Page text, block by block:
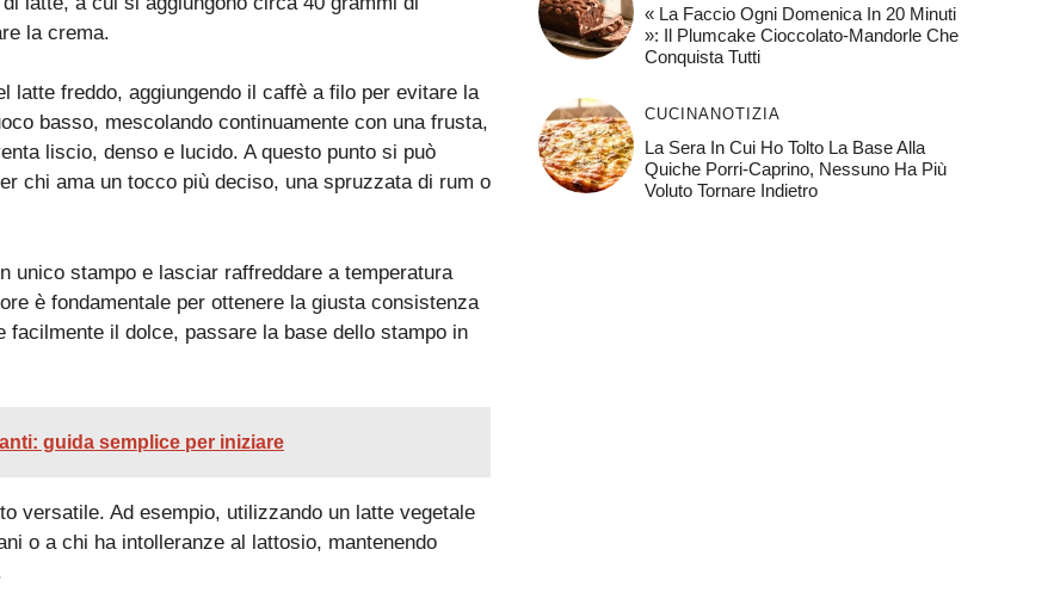
la crema.
latte freddo, aggiungendo il caffè a filo per evitare la
basso, mescolando continuamente con una frusta,
liscio, denso e lucido. A questo punto si può
chi ama un tocco più deciso, una spruzzata di rum o
unico stampo e lasciar raffreddare a temperatura
è fondamentale per ottenere la giusta consistenza
il dolce, passare la base dello stampo in
guida semplice per iniziare
versatile. Ad esempio, utilizzando un latte vegetale
o a chi ha intolleranze al lattosio, mantenendo
« La Faccio Ogni Domenica In 20 Minuti
»: Il Plumcake Cioccolato-Mandorle Che
Conquista Tutti
CUCINANOTIZIA
La Sera In Cui Ho Tolto La Base Alla
Quiche Porri-Caprino, Nessuno Ha Più
Voluto Tornare Indietro